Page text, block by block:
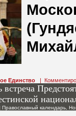
Единство |
встреча
Православный календарь